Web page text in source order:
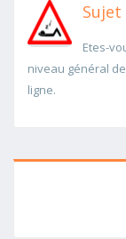
Sujet
Etes-
niveau général
ligne.